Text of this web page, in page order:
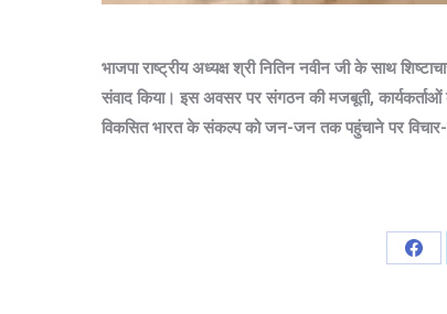
भाजपा राष्ट्रीय अध्यक्ष श्री नितिन नवीन जी के साथ
संवाद किया। इस अवसर पर संगठन की मजबूती, कार्यकर्ताओं
विकसित भारत के संकल्प को जन-जन तक पहुंचाने पर विचार-